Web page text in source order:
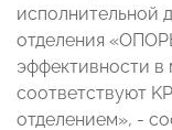
исполнительной
отделения
эффективности в
соответствуют
отделением», -